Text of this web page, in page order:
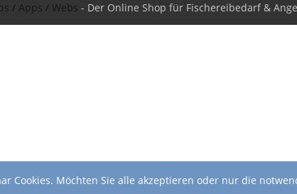
/ Apps / Webs - Der Online Shop für Fischereibedarf &
Cookies. Möchten Sie alle akzeptieren oder nur die